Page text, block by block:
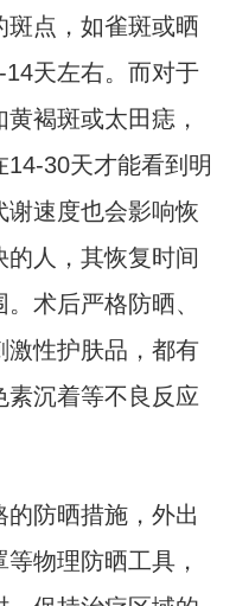
斑点，如雀斑或晒
天左右。而对于
褐斑或太田痣，
30天才能看到明
谢速度也会影响恢
人，其恢复时间
术后严格防晒、
激性护肤品，都有
素沉着等不良反应
防晒措施，外出
物理防晒工具，